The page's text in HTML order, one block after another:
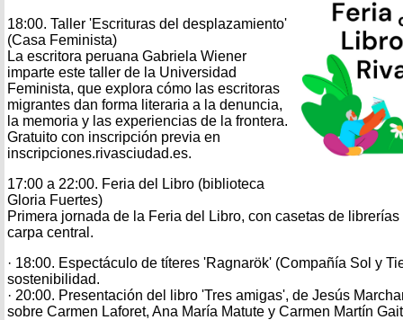
18:00. Taller 'Escrituras del desplazamiento'
(Casa Feminista)
La escritora peruana Gabriela Wiener
imparte este taller de la Universidad
Feminista, que explora cómo las escritoras
migrantes dan forma literaria a la denuncia,
la memoria y las experiencias de la frontera.
Gratuito con inscripción previa en
inscripciones.rivasciudad.es.
17:00 a 22:00. Feria del Libro (biblioteca
Gloria Fuertes)
Primera jornada de la Feria del Libro, con casetas de
carpa central.
· 18:00. Espectáculo de títeres 'Ragnarök' (Compañía Sol y
sostenibilidad.
· 20:00. Presentación del libro 'Tres amigas', de Jesús
sobre Carmen Laforet, Ana María Matute y Carmen Martín